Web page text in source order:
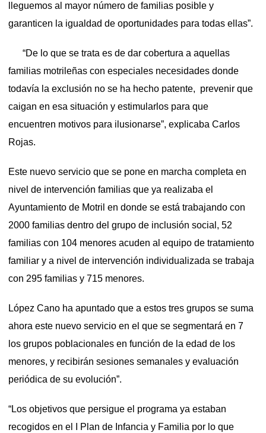
lleguemos al mayor número de familias posible y
garanticen la igualdad de oportunidades para todas ellas”.
“De lo que se trata es de dar cobertura a aquellas
familias motrileñas con especiales necesidades donde
todavía la exclusión no se ha hecho patente, prevenir que
caigan en esa situación y estimularlos para que
encuentren motivos para ilusionarse”, explicaba Carlos
Rojas.
Este nuevo servicio que se pone en marcha completa en
nivel de intervención familias que ya realizaba el
Ayuntamiento de Motril en donde se está trabajando con
2000 familias dentro del grupo de inclusión social, 52
familias con 104 menores acuden al equipo de tratamiento
familiar y a nivel de intervención individualizada se trabaja
con 295 familias y 715 menores.
López Cano ha apuntado que a estos tres grupos se suma
ahora este nuevo servicio en el que se segmentará en 7
los grupos poblacionales en función de la edad de los
menores, y recibirán sesiones semanales y evaluación
periódica de su evolución”.
“Los objetivos que persigue el programa ya estaban
recogidos en el I Plan de Infancia y Familia por lo que